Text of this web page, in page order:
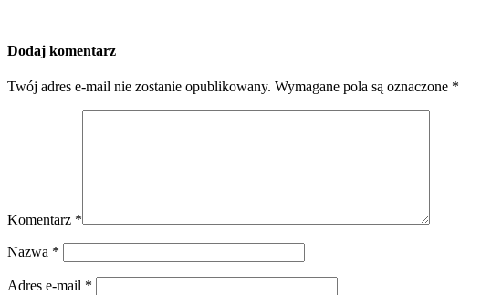
Dodaj komentarz
Twój adres e-mail nie zostanie opublikowany. Wymagane pola są oznaczone *
Komentarz *
Nazwa *
Adres e-mail *